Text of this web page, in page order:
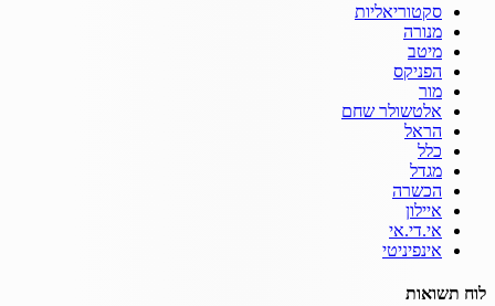
סקטוריאליות
מנורה
מיטב
הפניקס
מור
אלטשולר שחם
הראל
כלל
מגדל
הכשרה
איילון
אי.די.אי
אינפיניטי
לוח תשואות